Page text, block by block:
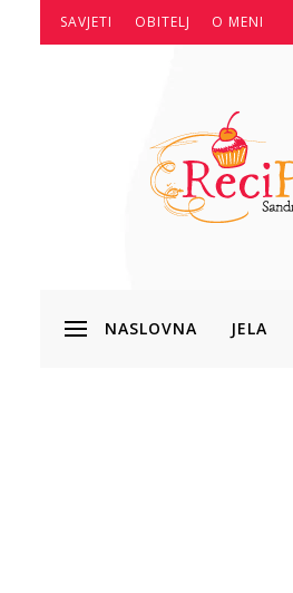
SAVJETI OBITELJ O MENI
NASLOVNA JELA